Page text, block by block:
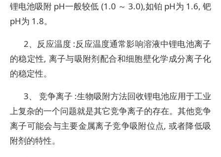
锂电池吸附 pH一般较低 (1.0 ～ 3.0),如铂 pH为 1.6, 钯
pH为 1.8。
2、反应温度 :反应温度通常影响溶液中锂电池离子
的稳定性, 离子与吸附剂配合和细胞壁化学成分离子化
的稳定性。
3、 竞争离子 :生物吸附方法回收锂电池应用于工业
上复杂的一个问题就是其它竞争离子的存在。其他竞争
离子可能会与主要金属离子竞争吸附位点, 或者降低吸
附剂的特性。